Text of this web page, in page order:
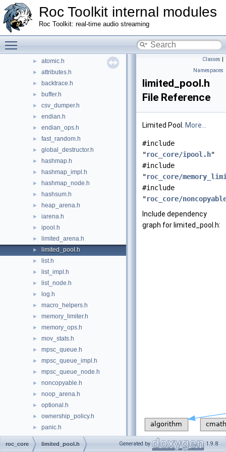
Roc Toolkit internal modules
Roc Toolkit: real-time audio streaming
target_posix_pc
align_ops.h
aligned_storage.h
► atomic.h
► attributes.h
► backtrace.h
► buffer.h
► csv_dumper.h
► endian.h
► endian_ops.h
► fast_random.h
► global_destructor.h
► hashmap.h
► hashmap_impl.h
► hashmap_node.h
► hashsum.h
► heap_arena.h
► iarena.h
► ipool.h
► limited_arena.h
► limited_pool.h
► list.h
► list_impl.h
► list_node.h
► log.h
► macro_helpers.h
► memory_limiter.h
► memory_ops.h
► mov_stats.h
► mpsc_queue.h
► mpsc_queue_impl.h
► mpsc_queue_node.h
► noncopyable.h
► noop_arena.h
► optional.h
► ownership_policy.h
► panic.h
► parse_units.h
► print_memory.h
Classes |
Namespaces
limited_pool.h
File Reference
Limited Pool. More...
#include
"roc_core/ipool.h"
#include
"roc_core/
#include
"roc_core/
Include dependency
graph for limited_pool.h:
Go to the source code
roc_core limited_pool.h Generated by 1.9.8